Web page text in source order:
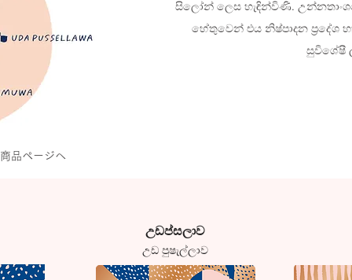
品ページへ
සිලෝන් ලෙස හැඳින්විණි.
හේතුවෙන් එය නිෂ්පාදන ප්‍රදේශ
සුවිශේෂී
​උඩප්සලාව
​උඩ පුෂැල්ලාව